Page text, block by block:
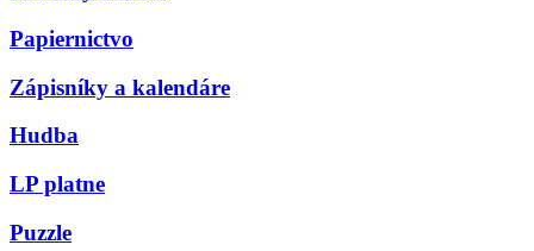
Papiernictvo
Zápisníky a kalendáre
Hudba
LP platne
Puzzle